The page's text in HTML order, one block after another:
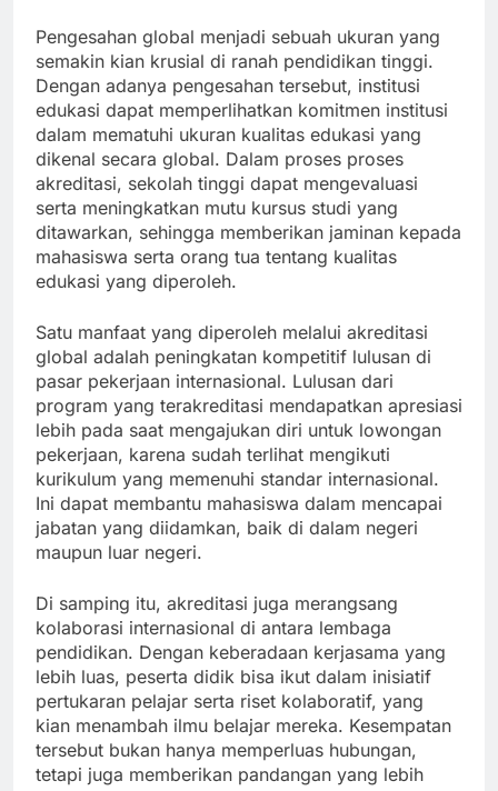
Pengesahan global menjadi sebuah ukuran yang
semakin kian krusial di ranah pendidikan tinggi.
Dengan adanya pengesahan tersebut, institusi
edukasi dapat memperlihatkan komitmen institusi
dalam mematuhi ukuran kualitas edukasi yang
dikenal secara global. Dalam proses proses
akreditasi, sekolah tinggi dapat mengevaluasi
serta meningkatkan mutu kursus studi yang
ditawarkan, sehingga memberikan jaminan kepada
mahasiswa serta orang tua tentang kualitas
edukasi yang diperoleh.
Satu manfaat yang diperoleh melalui akreditasi
global adalah peningkatan kompetitif lulusan di
pasar pekerjaan internasional. Lulusan dari
program yang terakreditasi mendapatkan apresiasi
lebih pada saat mengajukan diri untuk lowongan
pekerjaan, karena sudah terlihat mengikuti
kurikulum yang memenuhi standar internasional.
Ini dapat membantu mahasiswa dalam mencapai
jabatan yang diidamkan, baik di dalam negeri
maupun luar negeri.
Di samping itu, akreditasi juga merangsang
kolaborasi internasional di antara lembaga
pendidikan. Dengan keberadaan kerjasama yang
lebih luas, peserta didik bisa ikut dalam inisiatif
pertukaran pelajar serta riset kolaboratif, yang
kian menambah ilmu belajar mereka. Kesempatan
tersebut bukan hanya memperluas hubungan,
tetapi juga memberikan pandangan yang lebih